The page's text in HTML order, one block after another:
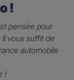
!
pensée pour
vous suffit de
automobile
!